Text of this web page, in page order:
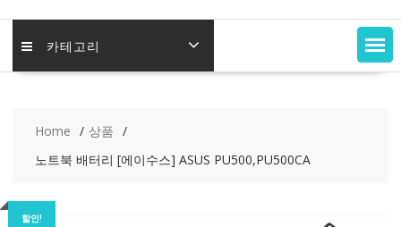
카테고리
Home
상품
노트북 배터리 [에이수스] ASUS PU500,PU500CA
할인!